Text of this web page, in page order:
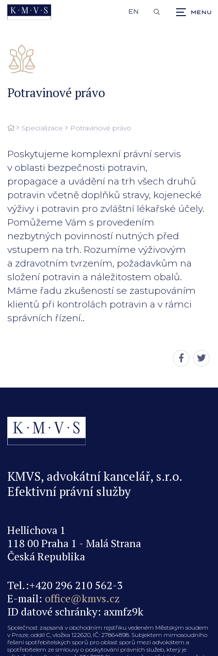
EN
Potravinové právo
Specializace Potravinové právo
Poskytujeme komplexní právní servis
v oblasti bezpečnosti potravin,
propagace a uvádění na trh všech druhů
potravin včetně doplňků stravy, kojenecké
výživy i potravin pro zvláštní lékařské účely.
Pomůžeme Vám s provedením
nezbytných povinností nutných před
vstupem na trh. Rozumíme výživovým
a zdravotním tvrzením, požadavkům na
složení potravin a náležitostem obalů.
Máme řadu zkušeností se zastupováním
klientů při kontrolách potravin a v rámci
správních řízení..
Sdílet
na
na
KMVS, advokátní kancelář, s.r.o.
Efektivní právní služby
Hellichova 1
118 00 Praha 1 - Malá Strana
Česká Republika
Tel.:+420 296 210 562-3
E-mail: office@kmvs.cz
ID datové schránky: axmfz9k
Společnost zapsaná v obchodním rejstříku vedeném Městským soudem
v Praze, oddíl C, vložka 122620, IČ: 27864898. Subjektem mimosoudního
řešení spotřebitelských sporů pro oblast sporů mezi advokátem a
spotřebitelem ze smlouvy o poskytování právních služeb, který je